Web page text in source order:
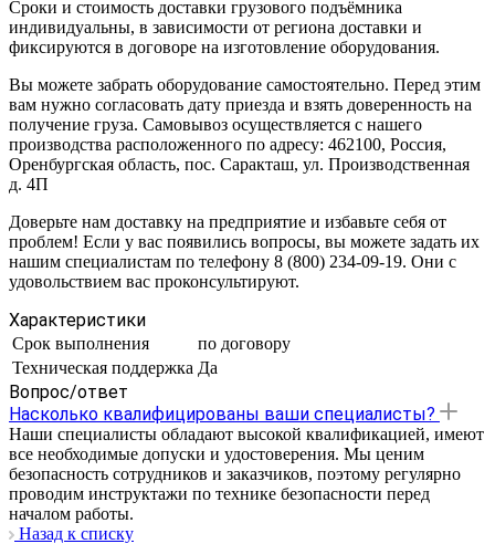
Сроки и стоимость доставки грузового подъёмника
индивидуальны, в зависимости от региона доставки и
фиксируются в договоре на изготовление оборудования.
Вы можете забрать оборудование самостоятельно. Перед этим
вам нужно согласовать дату приезда и взять доверенность на
получение груза. Самовывоз осуществляется с нашего
производства расположенного по адресу: 462100, Россия,
Оренбургская область, пос. Саракташ, ул. Производственная
д. 4П
Доверьте нам доставку на предприятие и избавьте себя от
проблем! Если у вас появились вопросы, вы можете задать их
нашим специалистам по телефону 8 (800) 234-09-19. Они с
удовольствием вас проконсультируют.
Характеристики
Срок выполнения
по договору
Техническая поддержка Да
Вопрос/ответ
Насколько квалифицированы ваши специалисты?
Наши специалисты обладают высокой квалификацией, имеют
все необходимые допуски и удостоверения. Мы ценим
безопасность сотрудников и заказчиков, поэтому регулярно
проводим инструктажи по технике безопасности перед
началом работы.
Назад к списку